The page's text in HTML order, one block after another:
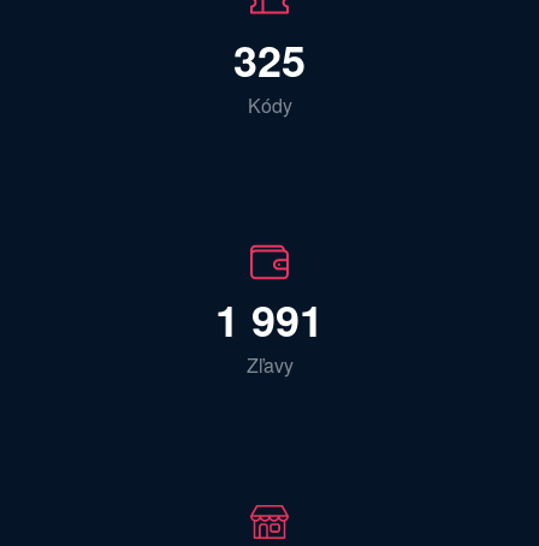
325
Kódy
1 991
Zľavy